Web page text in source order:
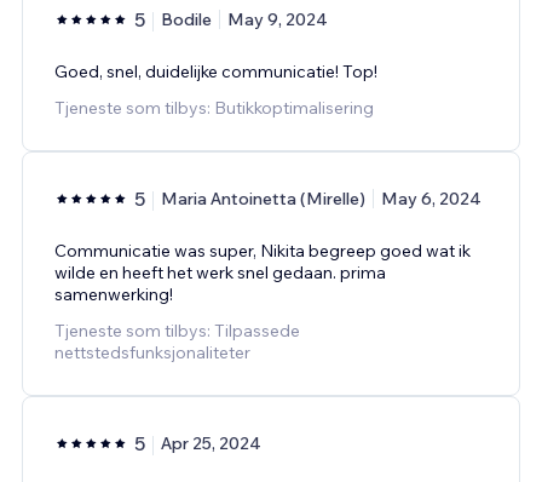
5 Bodile May 9, 2024
Goed, snel, duidelijke communicatie! Top!
Tjeneste som tilbys: Butikkoptimalisering
5 Maria Antoinetta (Mirelle) May 6, 2024
Communicatie was super, Nikita begreep goed wat ik
wilde en heeft het werk snel gedaan. prima
samenwerking!
Tjeneste som tilbys: Tilpassede
nettstedsfunksjonaliteter
5 Apr 25, 2024